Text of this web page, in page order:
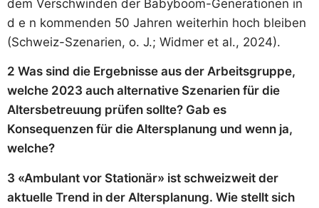
dem Verschwinden der Babyboom-Generationen in
d e n kommenden 50 Jahren weiterhin hoch bleiben
(Schweiz-Szenarien, o. J.; Widmer et al., 2024).
2 Was sind die Ergebnisse aus der Arbeitsgruppe,
welche 2023 auch alternative Szenarien für die
Altersbetreuung prüfen sollte? Gab es
Konsequenzen für die Altersplanung und wenn ja,
welche?
3 «Ambulant vor Stationär» ist schweizweit der
aktuelle Trend in der Altersplanung. Wie stellt sich